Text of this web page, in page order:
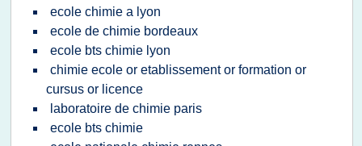
ecole chimie a lyon
ecole de chimie bordeaux
ecole bts chimie lyon
chimie ecole or etablissement or formation or
cursus or licence
laboratoire de chimie paris
ecole bts chimie